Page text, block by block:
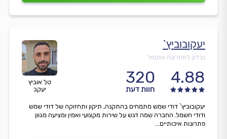
טל אוביץ
יעקב
יעקובוביץ`
נבדק לאחרונה אתמול
4.88
320
חוות דעת
יעקובוביץ` דודי שמש מתמחים בהתקנה, תיקון ותחזוקה של דודי שמש
ודודי חשמל. החברה שמה דגש על שירות מקצועי ואמין ומציעה מגוון
פתרונות איכותיים...